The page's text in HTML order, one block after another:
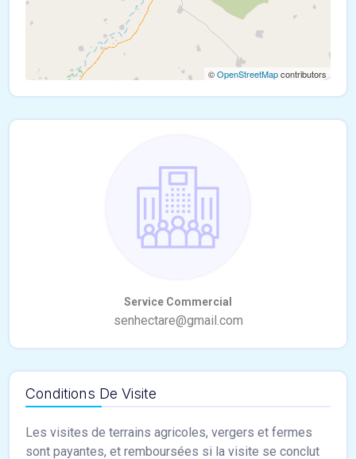
©OpenStreetMapcontributors
Conditions De Visite
Les visites de terrains agricoles, vergers et fermes
sont payantes, et remboursées si la visite se conclut